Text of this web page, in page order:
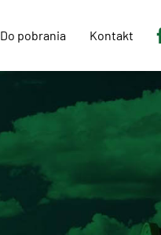
Do pobrania Kontakt